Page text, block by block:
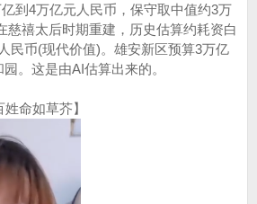
到4万亿元人民币，保守取中值约3万
慈禧太后时期重建，历史估算约耗资白
民币(现代价值)。雄安新区预算3万亿
。这是由AI估算出来的。
命如草芥】